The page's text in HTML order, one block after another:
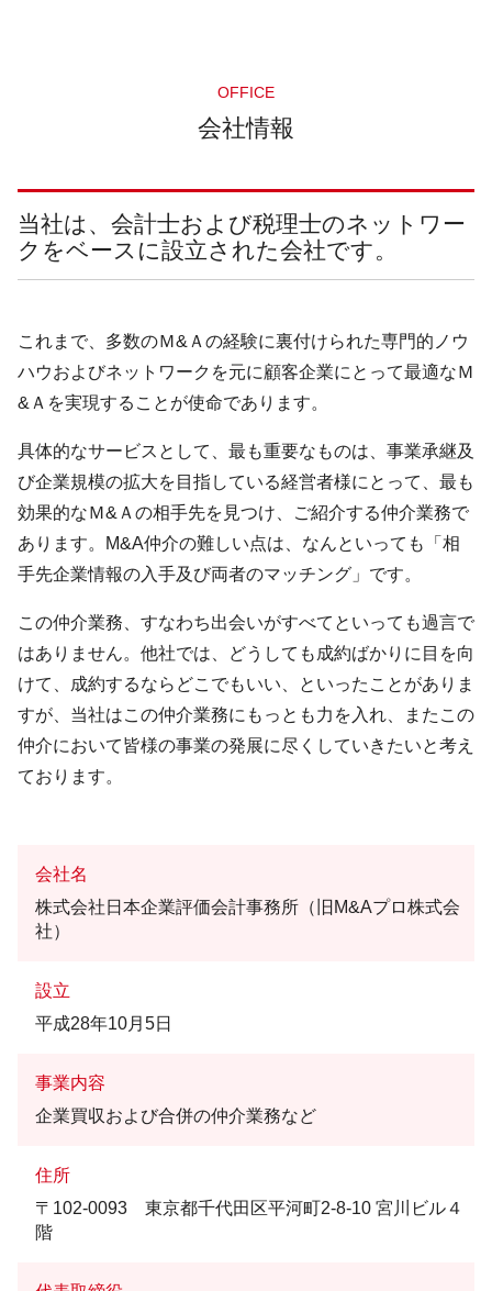
OFFICE
会社情報
当社は、会計士および税理士のネットワー
クをベースに設立された会社です。
これまで、多数のＭ&Ａの経験に裏付けられた専門的ノウ
ハウおよびネットワークを元に顧客企業にとって最適なＭ
&Ａを実現することが使命であります。
具体的なサービスとして、最も重要なものは、事業承継及
び企業規模の拡大を目指している経営者様にとって、最も
効果的なＭ&Ａの相手先を見つけ、ご紹介する仲介業務で
あります。M&A仲介の難しい点は、なんといっても「相
手先企業情報の入手及び両者のマッチング」です。
この仲介業務、すなわち出会いがすべてといっても過言で
はありません。他社では、どうしても成約ばかりに目を向
けて、成約するならどこでもいい、といったことがありま
すが、当社はこの仲介業務にもっとも力を入れ、またこの
仲介において皆様の事業の発展に尽くしていきたいと考え
ております。
会社名
株式会社日本企業評価会計事務所（旧M&Aプロ株式会
社）
設立
平成28年10月5日
事業内容
企業買収および合併の仲介業務など
住所
〒102-0093 東京都千代田区平河町2-8-10 宮川ビル４
階